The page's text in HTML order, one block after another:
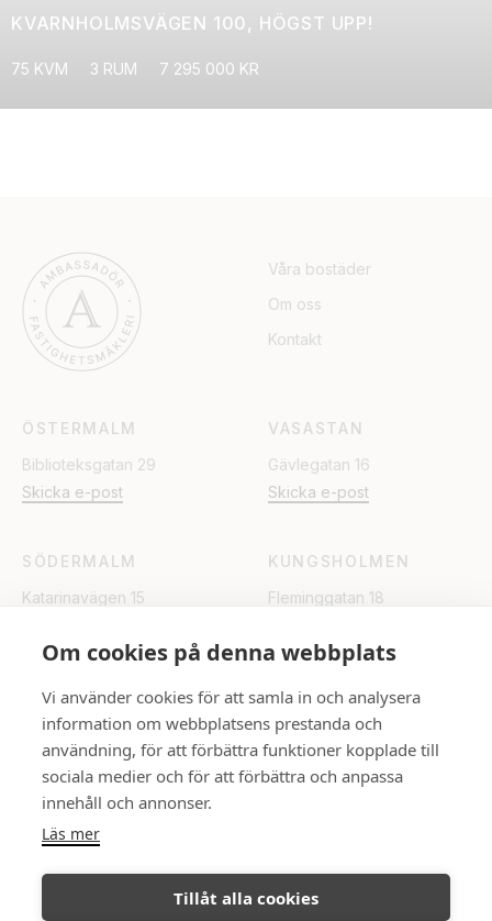
Om cookies på denna webbplats
Vi använder cookies för att samla in och analysera
information om webbplatsens prestanda och
användning, för att förbättra funktioner kopplade till
sociala medier och för att förbättra och anpassa
innehåll och annonser.
Läs mer
Tillåt alla cookies
KVARNHOLMSVÄGEN 100, HÖGST UPP!
75 KVM 3 RUM 7 295 000 KR
Våra bostäder
Om oss
Kontakt
ÖSTERMALM
Biblioteksgatan 29
Skicka e-post
VASASTAN
Gävlegatan 16
Skicka e-post
SÖDERMALM
Katarinavägen 15
KUNGSHOLMEN
Fleminggatan 18
UPPSALA
Rådhuset
Skicka e-post
FÖLJ OSS